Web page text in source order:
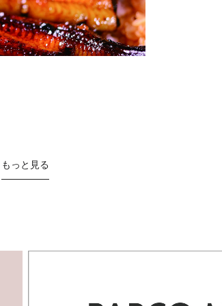
もっと見る